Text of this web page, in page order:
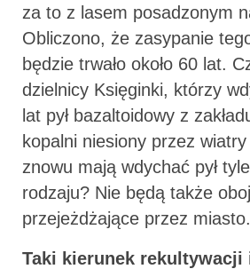
za to z lasem posadzonym
Obliczono, że zasypanie
będzie trwało około 60 lat.
dzielnicy Księginki, którzy
lat pył bazaltoidowy z
kopalni niesiony przez
znowu mają wdychać pył
rodzaju? Nie będą także
przejeżdżające przez miasto.
Taki kierunek rekultywacji